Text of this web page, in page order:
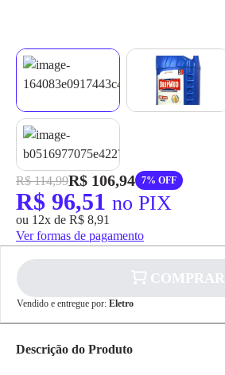
R$ 114,99R$ 106,94 7% OFF
R$ 96,51 no PIX
ou 12x de R$ 8,91
Ver formas de pagamento
COMPRAR
Vendido e entregue por: Eletro
Descrição do Produto